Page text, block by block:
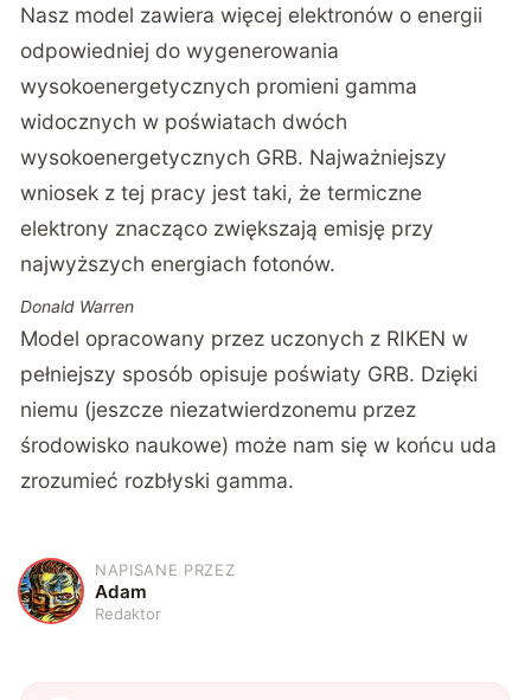
Nasz model zawiera więcej elektronów o energii
odpowiedniej do wygenerowania
wysokoenergetycznych promieni gamma
widocznych w poświatach dwóch
wysokoenergetycznych GRB. Najważniejszy
wniosek z tej pracy jest taki, że termiczne
elektrony znacząco zwiększają emisję przy
najwyższych energiach fotonów.
Donald Warren
Model opracowany przez uczonych z RIKEN w
pełniejszy sposób opisuje poświaty GRB. Dzięki
niemu (jeszcze niezatwierdzonemu przez
środowisko naukowe) może nam się w końcu uda
zrozumieć rozbłyski gamma.
A
NAPISANE PRZEZ
Adam
Redaktor